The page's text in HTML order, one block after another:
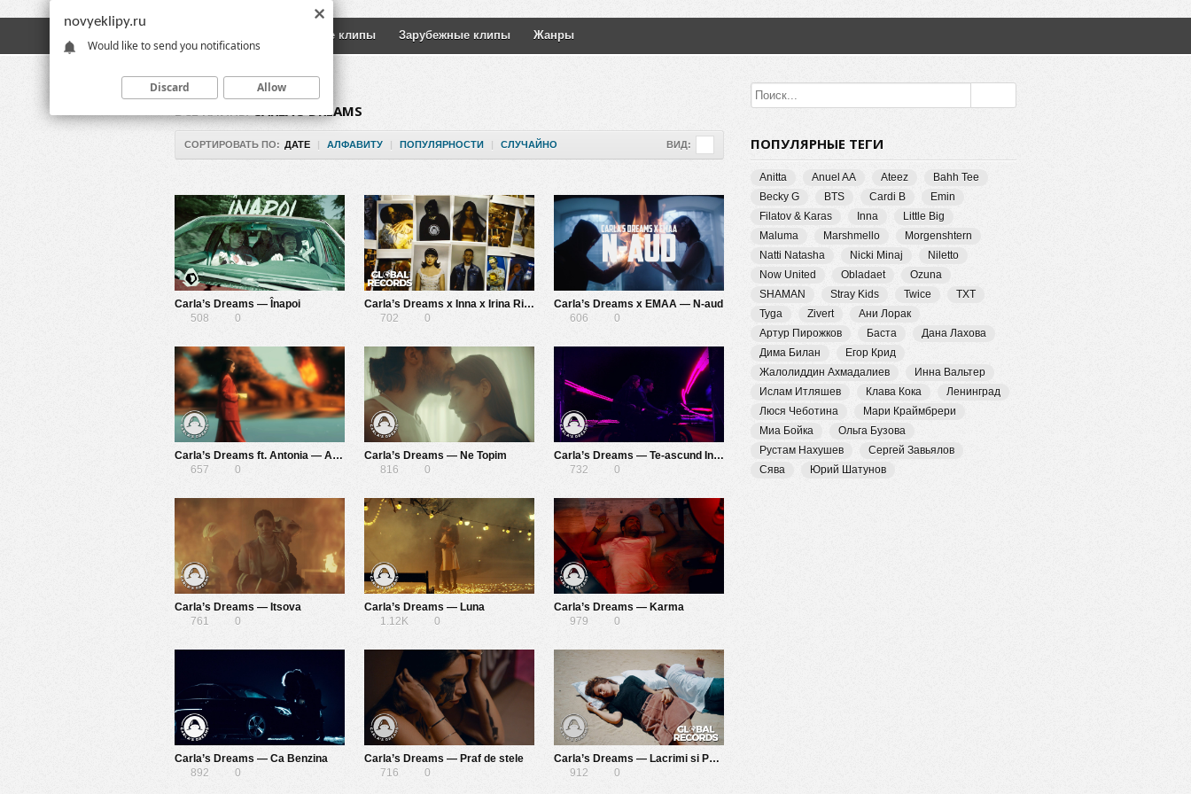
Русские клипы Зарубежные клипы Жанры
ВСЕ КЛИПЫ CARLA’S DREAMS
СОРТИРОВАТЬ ПО: ДАТЕ | АЛФАВИТУ | ПОПУЛЯРНОСТИ | СЛУЧАЙНО ВИД:
Carla’s Dreams — Înapoi
508
0
Carla’s Dreams x Inna x Irina Rimes x The Motans — Aici
702
0
Carla’s Dreams x EMAA — N-aud
606
0
Carla’s Dreams ft. Antonia — Anxietate
657
0
Carla’s Dreams — Ne Topim
816
0
Carla’s Dreams — Te-ascund In Vise
732
0
Carla’s Dreams — Itsova
761
0
Carla’s Dreams — Luna
1.12K
0
Carla’s Dreams — Karma
979
0
Carla’s Dreams — Ca Benzina
892
0
Carla’s Dreams — Praf de stele
716
0
Carla’s Dreams — Lacrimi si Pumni in Pereti
912
0
ПОПУЛЯРНЫЕ ТЕГИ
Anitta Anuel AA Ateez
Bahh Tee
Becky G
BTS Cardi B
Emin
Filatov & Karas
Inna
Little Big
Maluma
Marshmello
Morgenshtern
Natti Natasha
Nicki Minaj
Niletto
Now United
Obladaet
Ozuna
SHAMAN
Stray Kids Twice
TXT
Tyga
Zivert
Ани Лорак
Артур Пирожков
Баста
Дана Лахова
Дима Билан
Егор Крид
Жалолиддин Ахмадалиев
Инна Вальтер
Ислам Итляшев
Клава Кока
Ленинград
Люся Чеботина
Мари Краймбрери
Миа Бойка
Ольга Бузова
Рустам Нахушев
Сергей Завьялов
Сява
Юрий Шатунов
novyeklipy.ru
Would like to send you notifications
Discard Allow